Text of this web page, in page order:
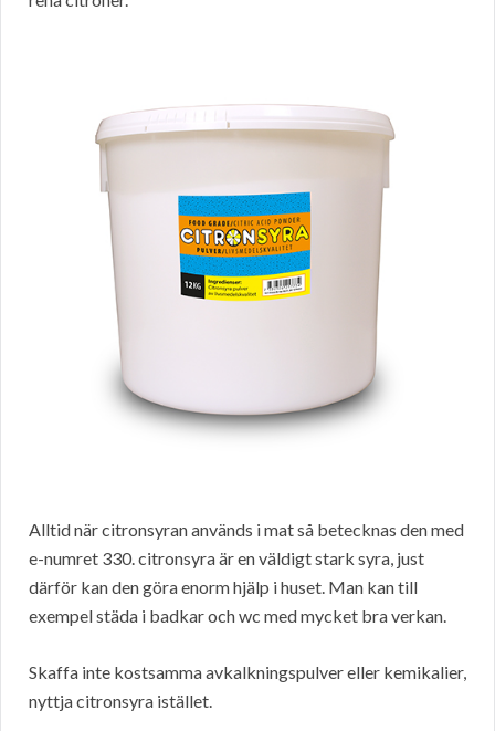
Alltid när citronsyran används i mat så betecknas den med
e-numret 330. citronsyra är en väldigt stark syra, just
därför kan den göra enorm hjälp i huset. Man kan till
exempel städa i badkar och wc med mycket bra verkan.
Skaffa inte kostsamma avkalkningspulver eller kemikalier,
nyttja citronsyra istället.